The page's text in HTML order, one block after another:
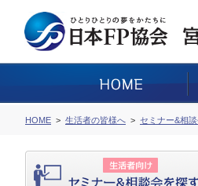
HOME 生活者の皆様へ セミナー&相